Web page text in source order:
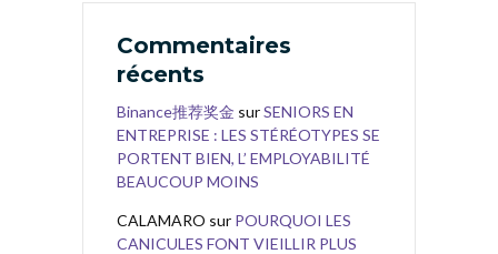
Commentaires
récents
Binance推荐奖金 surSENIORS EN
ENTREPRISE : LES STÉRÉOTYPES SE
PORTENT BIEN, L’ EMPLOYABILITÉ
BEAUCOUP MOINS
CALAMARO sur POURQUOI LES
CANICULES FONT VIEILLIR PLUS